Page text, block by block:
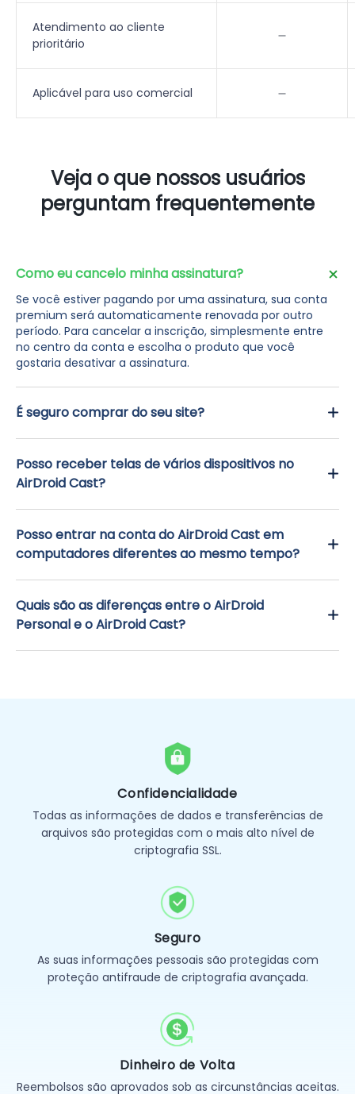
Atendimento ao cliente
prioritário
Aplicável para uso comercial
Veja o que nossos usuários
perguntam frequentemente
Como eu cancelo minha assinatura?
Se você estiver pagando por uma assinatura, sua conta
premium será automaticamente renovada por outro
período. Para cancelar a inscrição, simplesmente entre
no centro da conta e escolha o produto que você
gostaria desativar a assinatura.
É seguro comprar do seu site?
Posso receber telas de vários dispositivos no
AirDroid Cast?
Posso entrar na conta do AirDroid Cast em
computadores diferentes ao mesmo tempo?
Quais são as diferenças entre o AirDroid
Personal e o AirDroid Cast?
Confidencialidade
Todas as informações de dados e transferências de
arquivos são protegidas com o mais alto nível de
criptografia SSL.
Seguro
As suas informações pessoais são protegidas com
proteção antifraude de criptografia avançada.
Dinheiro de Volta
Reembolsos são aprovados sob as circunstâncias aceitas.